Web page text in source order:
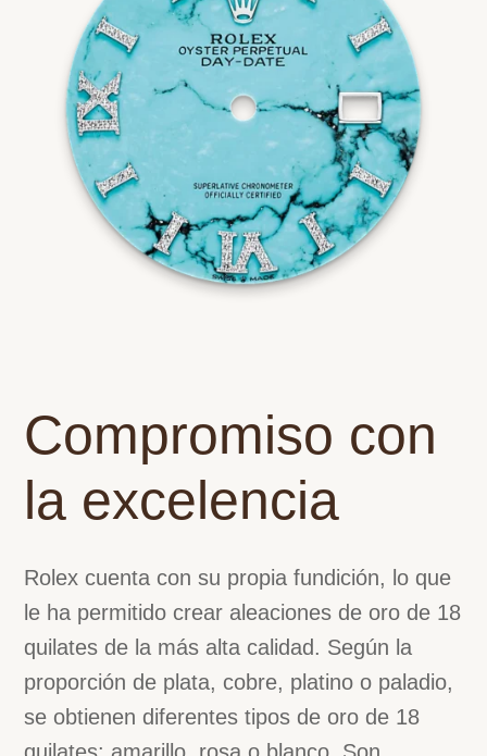
Compromiso con
la excelencia
Rolex cuenta con su propia fundición, lo que
le ha permitido crear aleaciones de oro de 18
quilates de la más alta calidad. Según la
proporción de plata, cobre, platino o paladio,
se obtienen diferentes tipos de oro de 18